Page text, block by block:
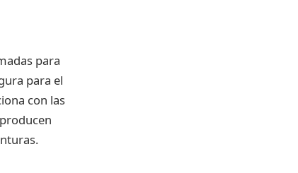
para
para el
con las